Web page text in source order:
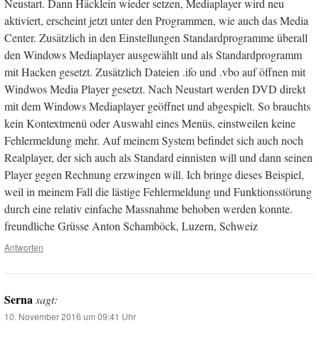
Neustart. Dann Häcklein wieder setzen, Mediaplayer wird neu
aktiviert, erscheint jetzt unter den Programmen, wie auch das Media
Center. Zusätzlich in den Einstellungen Standardprogramme überall
den Windows Mediaplayer ausgewählt und als Standardprogramm
mit Hacken gesetzt. Zusätzlich Dateien .ifo und .vbo auf öffnen mit
Windwos Media Player gesetzt. Nach Neustart werden DVD direkt
mit dem Windows Mediaplayer geöffnet und abgespielt. So brauchts
kein Kontextmenü oder Auswahl eines Menüs, einstweilen keine
Fehlermeldung mehr. Auf meinem System befindet sich auch noch
Realplayer, der sich auch als Standard einnisten will und dann seinen
Player gegen Rechnung erzwingen will. Ich bringe dieses Beispiel,
weil in meinem Fall die lästige Fehlermeldung und Funktionsstörung
durch eine relativ einfache Massnahme behoben werden konnte.
freundliche Grüsse Anton Schamböck, Luzern, Schweiz
Antworten
Sernasagt:
10. November 2016 um 09:41 Uhr